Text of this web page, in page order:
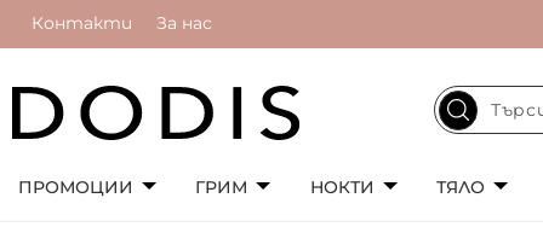
Контакти За нас
ПРОМОЦИИ ГРИМ НОКТИ ТЯЛО